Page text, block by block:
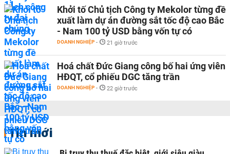
Khởi tố Chủ tịch Công ty Mekolor từng đề
xuất làm dự án đường sắt tốc độ cao Bắc
- Nam 100 tỷ USD bằng vốn tự có
DOANH NGHIỆP - 21 giờ trước
Hoá chất Đức Giang công bố hai ứng viên
HĐQT, cổ phiếu DGC tăng trần
DOANH NGHIỆP - 22 giờ trước
Tin mới